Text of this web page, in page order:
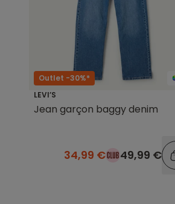
Outlet -30%*
LEVI’S
Jean garçon baggy denim
34,99 € 49,99 €